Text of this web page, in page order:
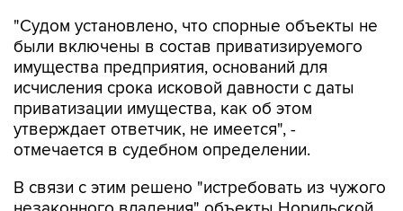
"Судом установлено, что спорные объекты не
были включены в состав приватизируемого
имущества предприятия, оснований для
исчисления срока исковой давности с даты
приватизации имущества, как об этом
утверждает ответчик, не имеется", -
отмечается в судебном определении.
В связи с этим решено "истребовать из чужого